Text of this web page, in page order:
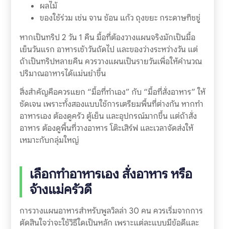
ผลไม้
ของใช้ร่วม เช่น จาน ช้อน แก้ว ถุงขยะ กระดาษทิชชู่
หากเป็นทริป 2 วัน 1 คืน มื้อที่ต้องวางแผนจริงมักเป็นมื้อ
เย็นวันแรก อาหารเช้าวันถัดไป และของว่างระหว่างวัน แต่
ถ้าเป็นทริปหลายคืน ควรวางแผนเป็นรายวันเพื่อให้คำนวณ
ปริมาณอาหารได้แม่นยำขึ้น
สิ่งสำคัญคือควรแยก “มื้อที่ทำเอง” กับ “มื้อที่สั่งอาหาร” ให้
ชัดเจน เพราะทั้งสองแบบใช้การเตรียมพื้นที่ต่างกัน หากทำ
อาหารเอง ต้องดูครัว ตู้เย็น และอุปกรณ์มากขึ้น แต่ถ้าสั่ง
อาหาร ต้องดูพื้นที่วางอาหาร โต๊ะเสิร์ฟ และเวลาจัดส่งให้
เหมาะกับกลุ่มใหญ่
เลือกทำอาหารเอง สั่งอาหาร หรือ
จ้างแม่ครัวดี
การวางแผนอาหารสำหรับพูลวิลล่า 30 คน ควรเริ่มจากการ
ตัดสินใจว่าจะใช้วิธีใดเป็นหลัก เพราะแต่ละแบบมีข้อดีและ